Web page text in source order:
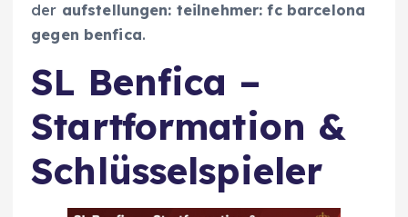
der aufstellungen: teilnehmer: fc barcelona
gegen benfica.
SL Benfica –
Startformation &
Schlüsselspieler